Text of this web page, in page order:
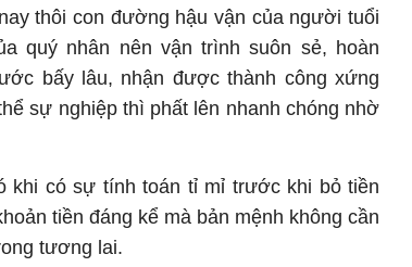
thôi con đường hậu vận của người tuổi
quý nhân nên vận trình suôn sẻ, hoàn
bấy lâu, nhận được thành công xứng
sự nghiệp thì phất lên nhanh chóng nhờ
khi có sự tính toán tỉ mỉ trước khi bỏ tiền
tiền đáng kể mà bản mệnh không cần
tương lai.